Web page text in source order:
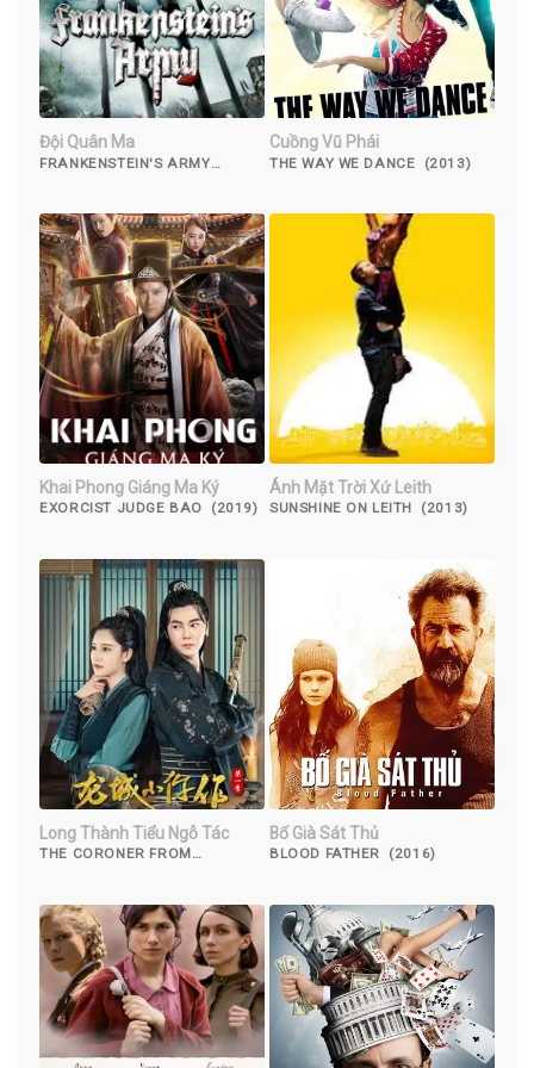
Đội Quân Ma
FRANKENSTEIN'S ARMY
Cuồng Vũ Phái
THE WAY WE DANCE (2013)
Khai Phong Giáng Ma Ký
EXORCIST JUDGE BAO (2019)
Ánh Mặt Trời Xứ Leith
SUNSHINE ON LEITH (2013)
Long Thành Tiểu Ngỗ Tác
THE CORONER FROM
Bố Già Sát Thủ
BLOOD FATHER (2016)